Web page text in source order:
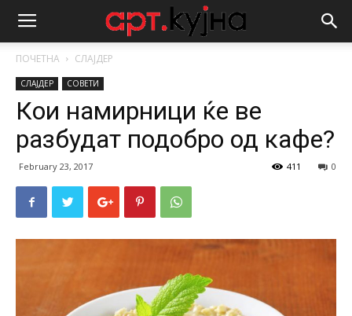
ПОЧЕТНА СЛАЈДЕР
СЛАЈДЕР СОВЕТИ
Кои намирници ќе ве
разбудат подобро од кафе?
February 23, 2017 0
411